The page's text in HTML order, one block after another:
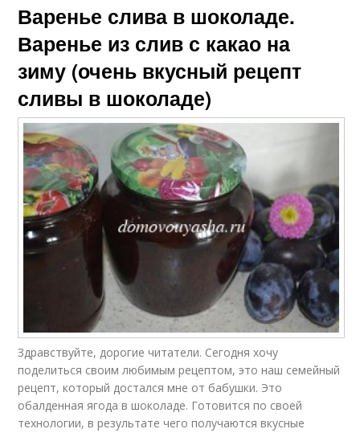
Варенье слива в шоколаде.
Варенье из слив с какао на
зиму (очень вкусный рецепт
сливы в шоколаде)
Здравствуйте, дорогие читатели. Сегодня хочу
поделиться своим любимым рецептом, это наш семейный
рецепт, который достался мне от бабушки. Это
обалденная ягода в шоколаде. Готовится по своей
технологии, в результате чего получаются вкусные